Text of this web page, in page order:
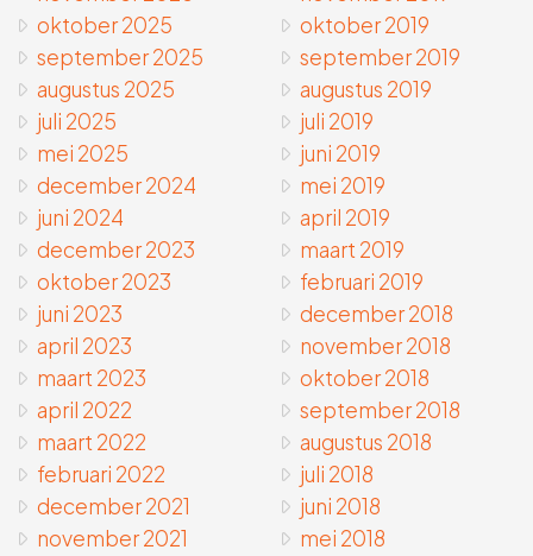
oktober 2025
september 2025
augustus 2025
juli 2025
mei 2025
december 2024
juni 2024
december 2023
oktober 2023
juni 2023
april 2023
maart 2023
april 2022
maart 2022
februari 2022
december 2021
november 2021
oktober 2019
september 2019
augustus 2019
juli 2019
juni 2019
mei 2019
april 2019
maart 2019
februari 2019
december 2018
november 2018
oktober 2018
september 2018
augustus 2018
juli 2018
juni 2018
mei 2018